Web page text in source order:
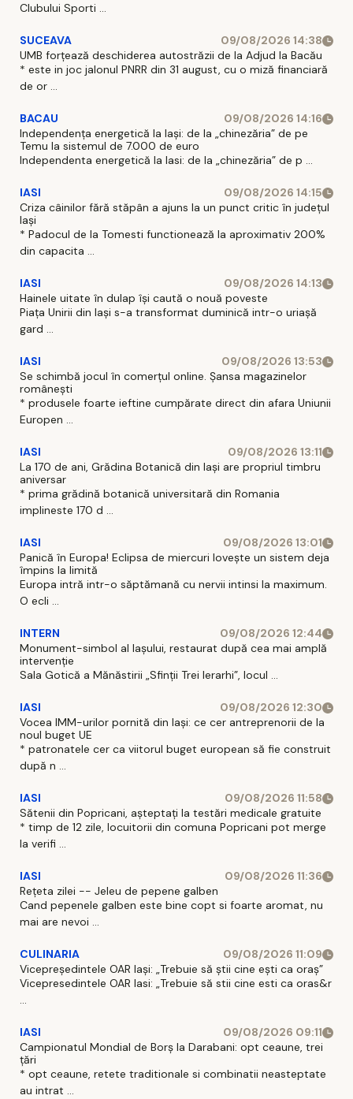
Clubului Sporti ...
SUCEAVA
09/08/2026 14:38
UMB forțează deschiderea autostrăzii de la Adjud la Bacău
* este in joc jalonul PNRR din 31 august, cu o miză financiară
de or ...
BACAU
09/08/2026 14:16
Independența energetică la Iași: de la „chinezăria” de pe
Temu la sistemul de 7.000 de euro
Independenta energetică la Iasi: de la „chinezăria” de p ...
IASI
09/08/2026 14:15
Criza câinilor fără stăpân a ajuns la un punct critic în județul
Iași
* Padocul de la Tomesti functionează la aproximativ 200%
din capacita ...
IASI
09/08/2026 14:13
Hainele uitate în dulap îşi caută o nouă poveste
Piaţa Unirii din Iaşi s-a transformat duminică intr-o uriaşă
gard ...
IASI
09/08/2026 13:53
Se schimbă jocul în comerțul online. Șansa magazinelor
românești
* produsele foarte ieftine cumpărate direct din afara Uniunii
Europen ...
IASI
09/08/2026 13:11
La 170 de ani, Grădina Botanică din Iași are propriul timbru
aniversar
* prima grădină botanică universitară din Romania
implineste 170 d ...
IASI
09/08/2026 13:01
Panică în Europa! Eclipsa de miercuri lovește un sistem deja
împins la limită
Europa intră intr-o săptămană cu nervii intinsi la maximum.
O ecli ...
INTERN
09/08/2026 12:44
Monument-simbol al Iaşului, restaurat după cea mai amplă
intervenţie
Sala Gotică a Mănăstirii „Sfinţii Trei Ierarhi”, locul ...
IASI
09/08/2026 12:30
Vocea IMM-urilor pornită din Iași: ce cer antreprenorii de la
noul buget UE
* patronatele cer ca viitorul buget european să fie construit
după n ...
IASI
09/08/2026 11:58
Sătenii din Popricani, așteptați la testări medicale gratuite
* timp de 12 zile, locuitorii din comuna Popricani pot merge
la verifi ...
IASI
09/08/2026 11:36
Rețeta zilei -- Jeleu de pepene galben
Cand pepenele galben este bine copt si foarte aromat, nu
mai are nevoi ...
CULINARIA
09/08/2026 11:09
Vicepreședintele OAR Iași: „Trebuie să știi cine ești ca oraș”
Vicepresedintele OAR Iasi: „Trebuie să stii cine esti ca oras&r
...
IASI
09/08/2026 09:11
Campionatul Mondial de Borș la Darabani: opt ceaune, trei
țări
* opt ceaune, retete traditionale si combinatii neasteptate
au intrat ...